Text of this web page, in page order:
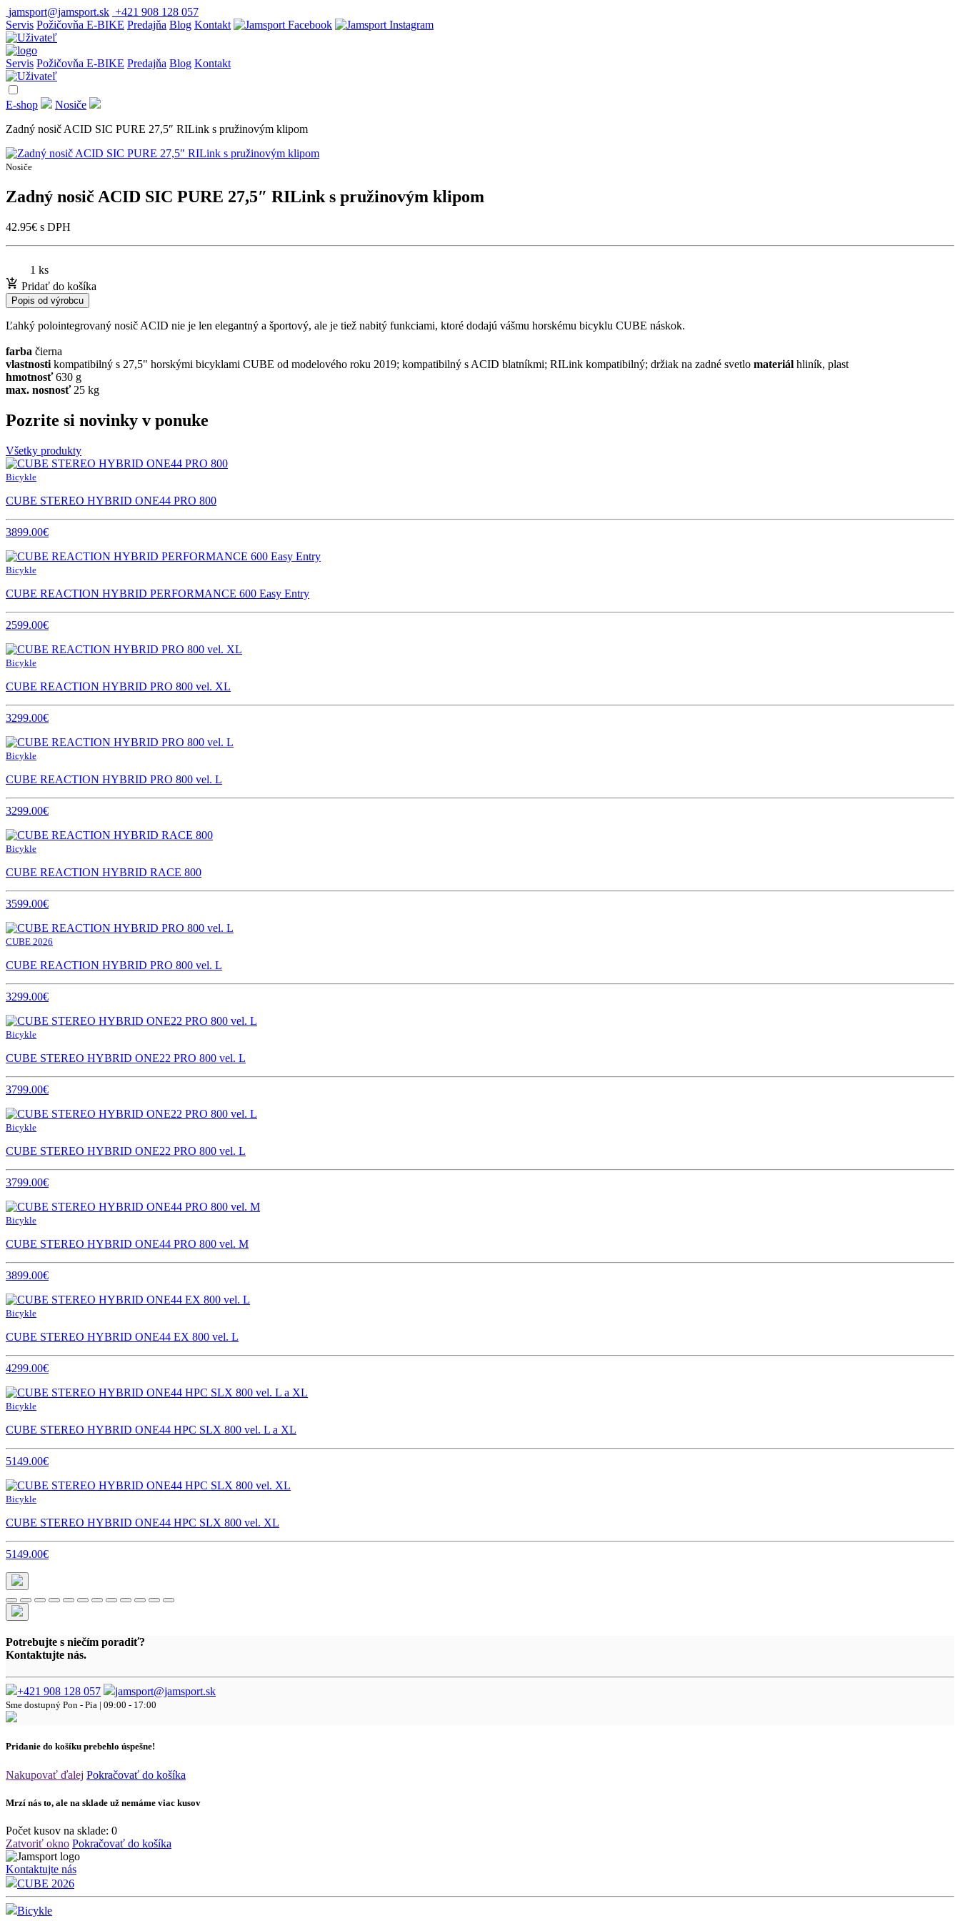
jamsport@jamsport.sk +421 908 128 057
Servis Požičovňa E-BIKE Predajňa Blog Kontakt
Servis Požičovňa E-BIKE Predajňa Blog Kontakt
E-shop
Nosiče
Zadný nosič ACID SIC PURE 27,5″ RILink s pružinovým klipom
Nosiče
Zadný nosič ACID SIC PURE 27,5″ RILink s pružinovým klipom
42.95€ s DPH
1 ks
Pridať do košíka
Popis od výrobcu
Ľahký polointegrovaný nosič ACID nie je len elegantný a športový, ale je tiež nabitý funkciami, ktoré dodajú vášmu horskému bicyklu CUBE náskok.
farba čierna
vlastnosti kompatibilný s 27,5" horskými bicyklami CUBE od modelového roku 2019; kompatibilný s ACID blatníkmi; RILink kompatibilný; držiak na zadné svetlo materiál hliník, plast
hmotnosť630 g
max. nosnosť 25 kg
Pozrite si novinky v ponuke
Všetky produkty
Bicykle
CUBE STEREO HYBRID ONE44 PRO 800
3899.00€
Bicykle
CUBE REACTION HYBRID PERFORMANCE 600 Easy Entry
2599.00€
Bicykle
CUBE REACTION HYBRID PRO 800 vel. XL
3299.00€
Bicykle
CUBE REACTION HYBRID PRO 800 vel. L
3299.00€
Bicykle
CUBE REACTION HYBRID RACE 800
3599.00€
CUBE 2026
CUBE REACTION HYBRID PRO 800 vel. L
3299.00€
Bicykle
CUBE STEREO HYBRID ONE22 PRO 800 vel. L
3799.00€
Bicykle
CUBE STEREO HYBRID ONE22 PRO 800 vel. L
3799.00€
Bicykle
CUBE STEREO HYBRID ONE44 PRO 800 vel. M
3899.00€
Bicykle
CUBE STEREO HYBRID ONE44 EX 800 vel. L
4299.00€
Bicykle
CUBE STEREO HYBRID ONE44 HPC SLX 800 vel. L a XL
5149.00€
Bicykle
CUBE STEREO HYBRID ONE44 HPC SLX 800 vel. XL
5149.00€
Potrebujte s niečím poradiť?
Kontaktujte nás.
+421 908 128 057 jamsport@jamsport.sk
Sme dostupný Pon - Pia | 09:00 - 17:00
Pridanie do košíku prebehlo úspešne!
Nakupovať ďalej Pokračovať do košíka
Mrzí nás to, ale na sklade už nemáme viac kusov
Počet kusov na sklade: 0
Zatvoriť okno Pokračovať do košíka
Kontaktujte nás
CUBE 2026
Bicykle